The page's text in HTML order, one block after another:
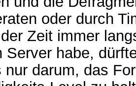
oder durch
Zeit immer
Server habe,
nur darum, das